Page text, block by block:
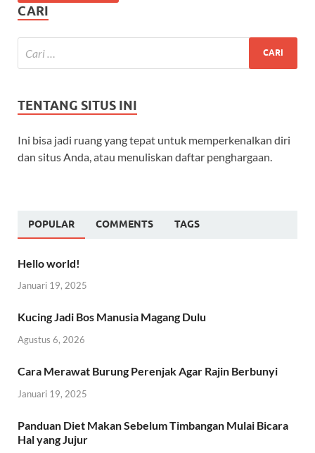
CARI
TENTANG SITUS INI
Ini bisa jadi ruang yang tepat untuk memperkenalkan diri
dan situs Anda, atau menuliskan daftar penghargaan.
POPULAR COMMENTS TAGS
Hello world!
Januari 19, 2025
Kucing Jadi Bos Manusia Magang Dulu
Agustus 6, 2026
Cara Merawat Burung Perenjak Agar Rajin Berbunyi
Januari 19, 2025
Panduan Diet Makan Sebelum Timbangan Mulai Bicara
Hal yang Jujur